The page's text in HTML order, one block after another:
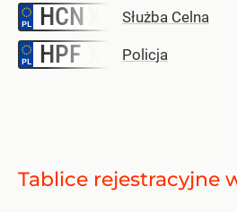
HCN Służba Celna
HPF Policja
Tablice rejestracyjne